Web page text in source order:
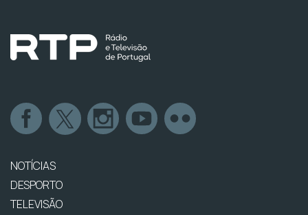
NOTÍCIAS
DESPORTO
TELEVISÃO